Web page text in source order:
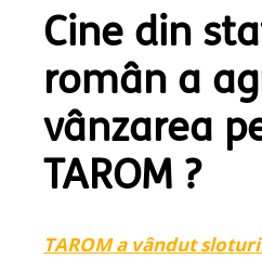
Cine din
român a
vânzarea
TAROM ?
TAROM a vândut